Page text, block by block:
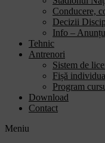
Conducere,
Decizii
Info –
Tehnic
Antrenori
Sistem de
Fișă
Program
Download
Contact
Meniu